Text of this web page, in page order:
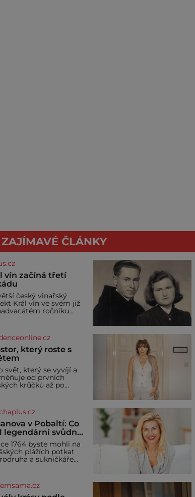
ČLÁNKY
vín začíná třetí
český vinařský
Král vín ve svém již
ročníku
z celkem 1260
od 157 vinařů. Král
se – i pře
který roste s
svět, který se vyvíjí a
od prvních
krůčků až po
kreativitu,
i odpočinek a
na každou etapu
a specifické potřeby
Pro nejmenší je
jednoduchost,
a bezpečí, proto
miminka měl
v Pobaltí: Co
legendární svůdník
se
zednáři?
1764 byste mohli na
plážích potkat
a sukničkáře
nebyla turistickým
ale ryze pracovní